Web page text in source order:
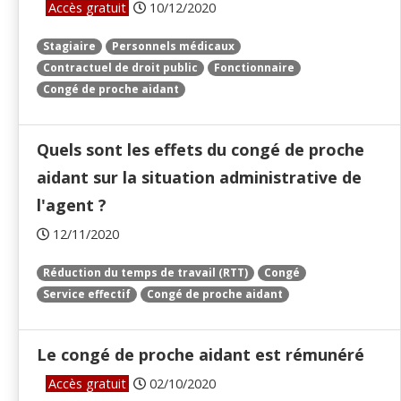
Accès gratuit 10/12/2020
Stagiaire
Personnels médicaux
Contractuel de droit public
Fonctionnaire
Congé de proche aidant
Quels sont les effets du congé de proche
aidant sur la situation administrative de
l'agent ?
12/11/2020
Réduction du temps de travail (RTT)
Congé
Service effectif
Congé de proche aidant
Le congé de proche aidant est rémunéré
Accès gratuit 02/10/2020